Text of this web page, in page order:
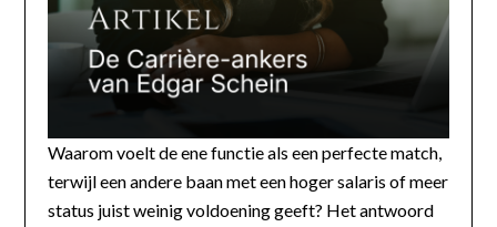
Waarom voelt de ene functie als een perfecte match,
terwijl een andere baan met een hoger salaris of meer
status juist weinig voldoening geeft? Het antwoord